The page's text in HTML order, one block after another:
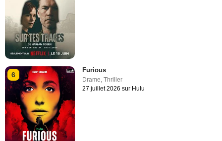
6
Furious
Drame,Thriller
27 juillet 2026 sur Hulu